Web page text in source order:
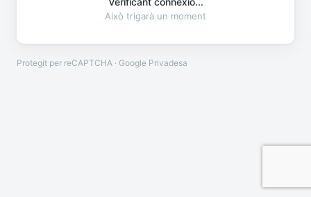
Això trigarà un moment
Protegit per reCAPTCHA · Google Privadesa